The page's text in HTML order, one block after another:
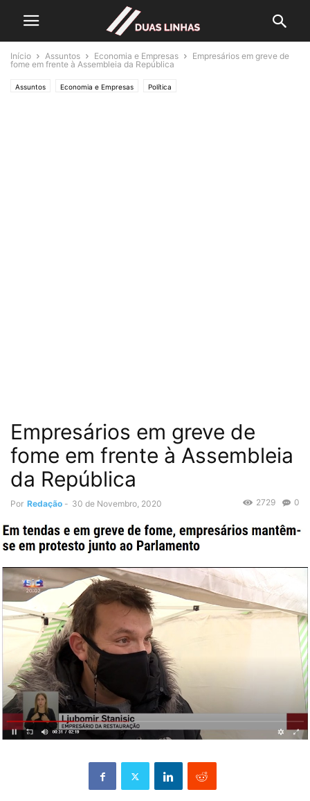
Início Assuntos Economia e Empresas
Empresários em greve de
fome em frente à Assembleia da República
Assuntos Economia e Empresas Política
Empresários em greve de
fome em frente à Assembleia
da República
Por Redação - 30 de Novembro, 2020 0
2729